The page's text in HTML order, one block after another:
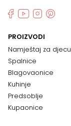
PROIZVODI
Namještaj za djecu
Spalnice
Blagovaonice
Kuhinje
Predsoblje
Kupaonice